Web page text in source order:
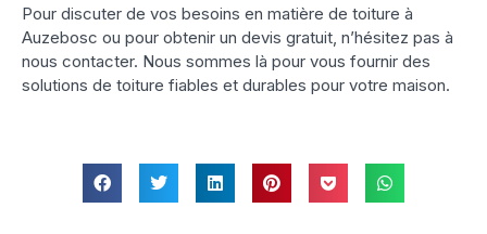
Pour discuter de vos besoins en matière de toiture à
Auzebosc ou pour obtenir un devis gratuit, n’hésitez pas à
nous contacter. Nous sommes là pour vous fournir des
solutions de toiture fiables et durables pour votre maison.